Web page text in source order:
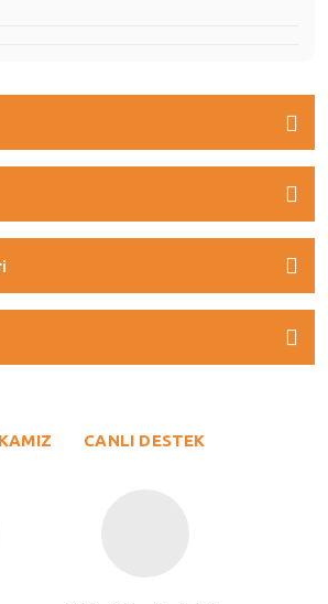
CANLI DESTEK